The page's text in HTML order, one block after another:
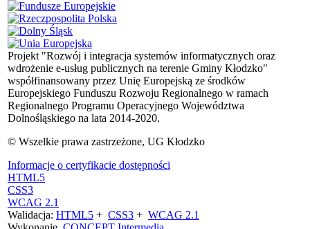
Projekt "Rozwój i integracja systemów informatycznych oraz
wdrożenie e-usług publicznych na terenie Gminy Kłodzko"
współfinansowany przez Unię Europejską ze środków
Europejskiego Funduszu Rozwoju Regionalnego w ramach
Regionalnego Programu Operacyjnego Województwa
Dolnośląskiego na lata 2014-2020.
© Wszelkie prawa zastrzeżone, UG Kłodzko
Informacje o certyfikacie dostępności
HTML5
CSS3
WCAG 2.1
Walidacja: HTML5 + CSS3 + WCAG 2.1